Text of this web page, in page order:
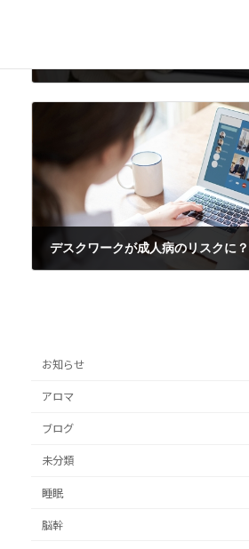
デスクワークが成人病のリスクに？
お知らせ
アロマ
ブログ
未分類
睡眠
脳幹